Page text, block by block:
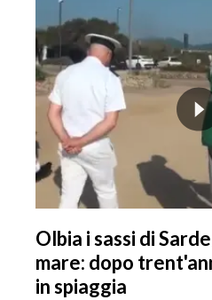
Olbia i sassi di
mare: dopo
in spiaggia